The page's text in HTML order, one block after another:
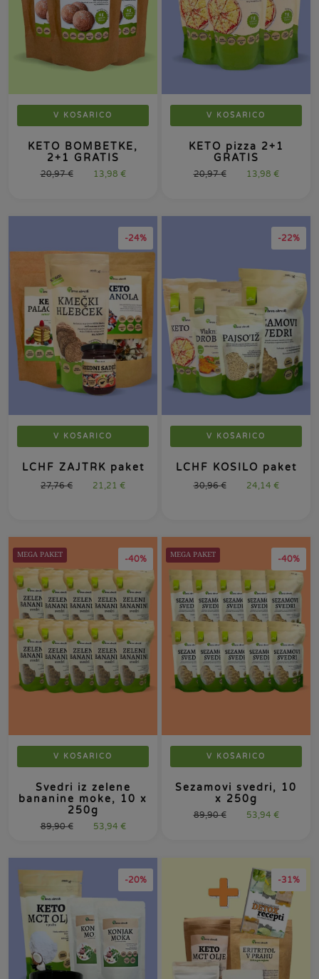
V KOŠARICO
KETO BOMBETKE,
2+1 GRATIS
20,97€ 13,98 €
V KOŠARICO
KETO pizza 2+1
GRATIS
20,97€ 13,98 €
-24%
V KOŠARICO
LCHF ZAJTRK paket
27,76€ 21,21 €
-22%
V KOŠARICO
LCHF KOSILO paket
30,96€ 24,14 €
-40%
MEGA PAKET
V KOŠARICO
Svedri iz zelene
bananine moke, 10 x
250g
89,90€ 53,94 €
-40%
MEGA PAKET
V KOŠARICO
Sezamovi svedri, 10
x 250g
89,90€ 53,94 €
-20% -31%